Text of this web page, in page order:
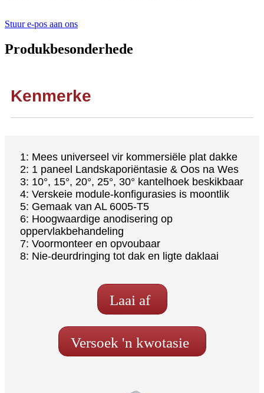
Stuur e-pos aan ons
Produkbesonderhede
Kenmerke
1: Mees universeel vir kommersiële plat dakke
2: 1 paneel Landskaporiëntasie & Oos na Wes
3: 10°, 15°, 20°, 25°, 30° kantelhoek beskikbaar
4: Verskeie module-konfigurasies is moontlik
5: Gemaak van AL 6005-T5
6: Hoogwaardige anodisering op
oppervlakbehandeling
7: Voormonteer en opvoubaar
8: Nie-deurdringing tot dak en ligte daklaai
Laai af
Versoek 'n kwotasie